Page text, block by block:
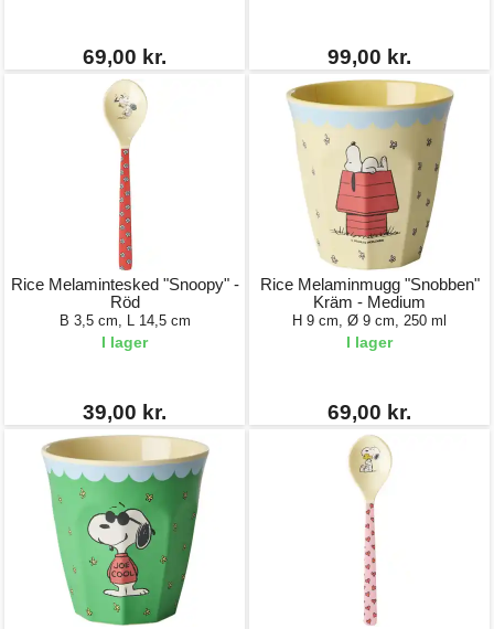
69,00 kr. 99,00 kr.
Rice Melamintesked "Snoopy" -
Röd
B 3,5 cm, L 14,5 cm
I lager
39,00 kr.
Rice Melaminmugg "Snobben"
Kräm - Medium
H 9 cm, Ø 9 cm, 250 ml
I lager
69,00 kr.